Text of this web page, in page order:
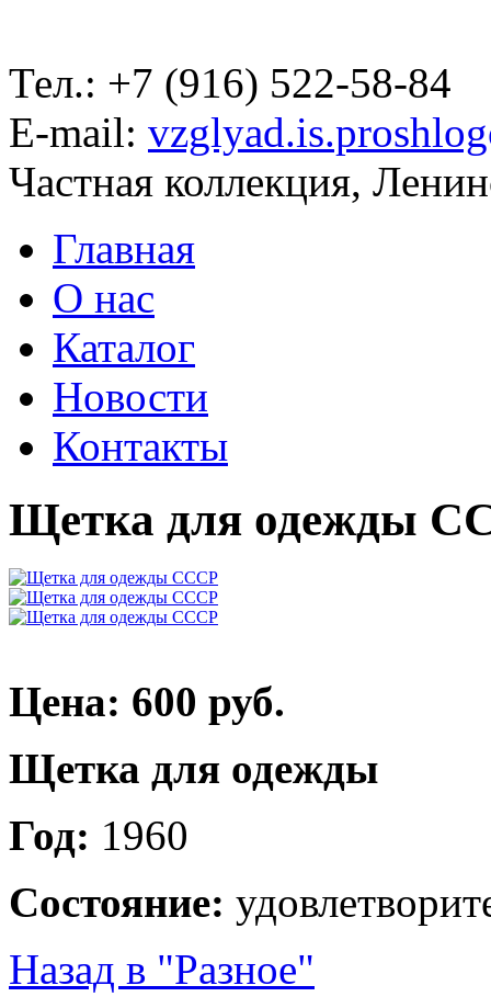
Тел.: +7 (916) 522-58-84
E-mail:
Частная коллекция,
Главная
О нас
Каталог
Новости
Контакты
Щетка для одежды
Цена: 600 руб.
Щетка для одежды
Год: 1960
Состояние:
Назад в "Разное"